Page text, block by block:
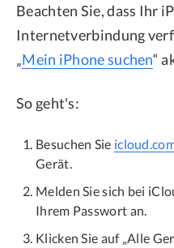
Beachten Sie, dass Ihr
Internetverbindung
„Mein iPhone suchen“
So geht's:
Besuchen Sie
Gerät.
Melden Sie sich bei
Ihrem Passwort an.
Klicken Sie auf „Alle